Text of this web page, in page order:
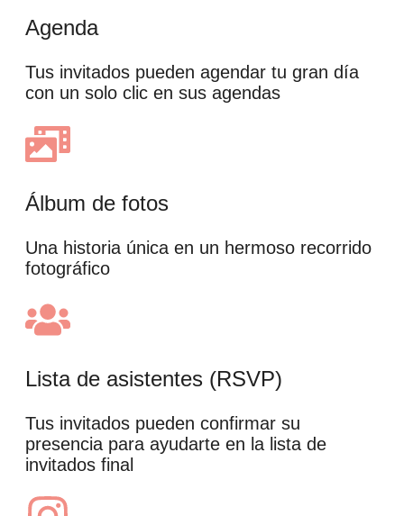
Agenda
Tus invitados pueden agendar tu gran día
con un solo clic en sus agendas
Álbum de fotos
Una historia única en un hermoso recorrido
fotográfico
Lista de asistentes (RSVP)
Tus invitados pueden confirmar su
presencia para ayudarte en la lista de
invitados final